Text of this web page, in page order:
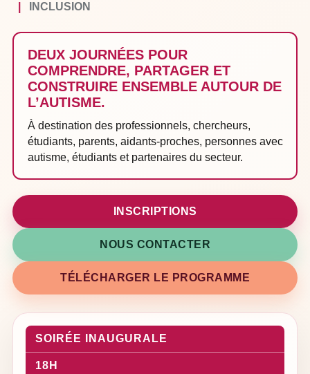
INCLUSION
DEUX JOURNÉES POUR
COMPRENDRE, PARTAGER ET
CONSTRUIRE ENSEMBLE AUTOUR DE
L’AUTISME.
À destination des professionnels, chercheurs,
étudiants, parents, aidants-proches, personnes avec
autisme, étudiants et partenaires du secteur.
INSCRIPTIONS
NOUS CONTACTER
TÉLÉCHARGER LE PROGRAMME
SOIRÉE INAUGURALE
18H